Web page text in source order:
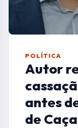
POLÍTICA
Autor
antes
de